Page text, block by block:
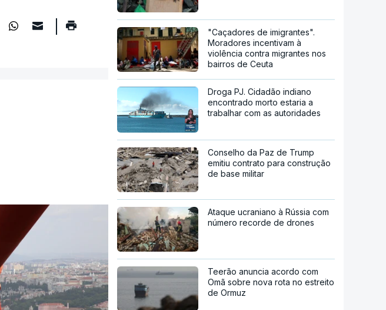
"Caçadores de imigrantes".
Moradores incentivam à
violência contra migrantes nos
bairros de Ceuta
Droga PJ. Cidadão indiano
encontrado morto estaria a
trabalhar com as autoridades
Conselho da Paz de Trump
emitiu contrato para construção
de base militar
Ataque ucraniano à Rússia com
número recorde de drones
Teerão anuncia acordo com
Omã sobre nova rota no estreito
de Ormuz